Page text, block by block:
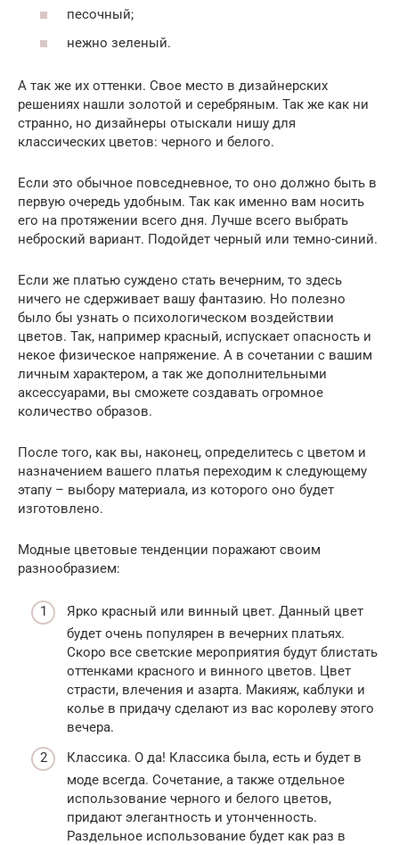
песочный;
нежно зеленый.
А так же их оттенки. Свое место в дизайнерских
решениях нашли золотой и серебряным. Так же как ни
странно, но дизайнеры отыскали нишу для
классических цветов: черного и белого.
Если это обычное повседневное, то оно должно быть в
первую очередь удобным. Так как именно вам носить
его на протяжении всего дня. Лучше всего выбрать
неброский вариант. Подойдет черный или темно-синий.
Если же платью суждено стать вечерним, то здесь
ничего не сдерживает вашу фантазию. Но полезно
было бы узнать о психологическом воздействии
цветов. Так, например красный, испускает опасность и
некое физическое напряжение. А в сочетании с вашим
личным характером, а так же дополнительными
аксессуарами, вы сможете создавать огромное
количество образов.
После того, как вы, наконец, определитесь с цветом и
назначением вашего платья переходим к следующему
этапу – выбору материала, из которого оно будет
изготовлено.
Модные цветовые тенденции поражают своим
разнообразием:
Ярко красный или винный цвет. Данный цвет
будет очень популярен в вечерних платьях.
Скоро все светские мероприятия будут блистать
оттенками красного и винного цветов. Цвет
страсти, влечения и азарта. Макияж, каблуки и
колье в придачу сделают из вас королеву этого
вечера.
Классика. О да! Классика была, есть и будет в
моде всегда. Сочетание, а также отдельное
использование черного и белого цветов,
придают элегантность и утонченность.
Раздельное использование будет как раз в